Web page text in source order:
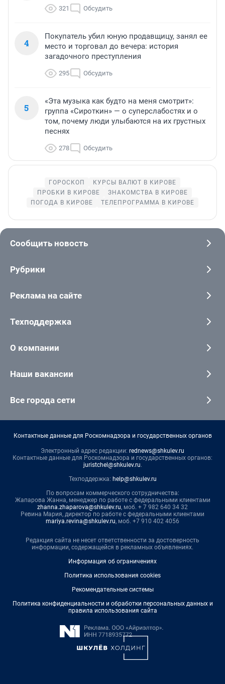
321 Обсудить
4
Покупатель убил юную продавщицу, занял ее
место и торговал до вечера: история
загадочного преступления
295 Обсудить
5
«Эта музыка как будто на меня смотрит»:
группа «Сироткин» — о суперслабостях и о
том, почему люди улыбаются на их грустных
песнях
278 Обсудить
ГОРОСКОП
КУРСЫ ВАЛЮТ В КИРОВЕ
ПРОБКИ В КИРОВЕ
ЗНАКОМСТВА В КИРОВЕ
ПОГОДА В КИРОВЕ
ТЕЛЕПРОГРАММА В КИРОВЕ
Сообщить новость
Рубрики
Реклама на сайте
Техподдержка
О компании
Наши вакансии
Все города сети
Контактные данные для Роскомнадзора и государственных органов
Электронный адрес редакции: rednews@shkulev.ru
Контактные данные для Роскомнадзора и государственных органов:
juristchel@shkulev.ru.
Техподдержка: help@shkulev.ru
По вопросам коммерческого сотрудничества:
Жапарова Жанна, менеджер по работе с федеральными клиентами
zhanna.zhaparova@shkulev.ru, моб. + 7 982 640 34 32
Ревина Мария, директор по работе с федеральными клиентами
mariya.revina@shkulev.ru, моб. +7 910 402 4056
Редакция сайта не несет ответственности за достоверность
информации, содержащейся в рекламных объявлениях.
Информация об ограничениях
Политика использования cookies
Рекомендательные системы
Политика конфиденциальности и обработки персональных данных и
правила использования сайта